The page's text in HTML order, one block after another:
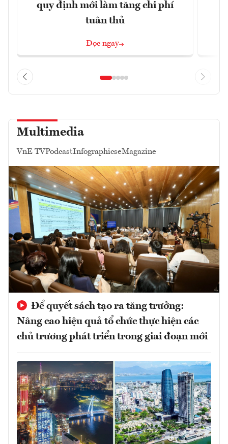
quy định mới làm tăng chi phí
tuân thủ
Đọc ngay
Multimedia
VnE TVPodcastInfographicseMagazine
Để quyết sách tạo ra tăng trưởng:
Nâng cao hiệu quả tổ chức thực hiện các
chủ trương phát triển trong giai đoạn mới